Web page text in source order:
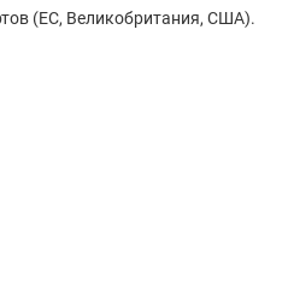
(ЕС, Великобритания, США).